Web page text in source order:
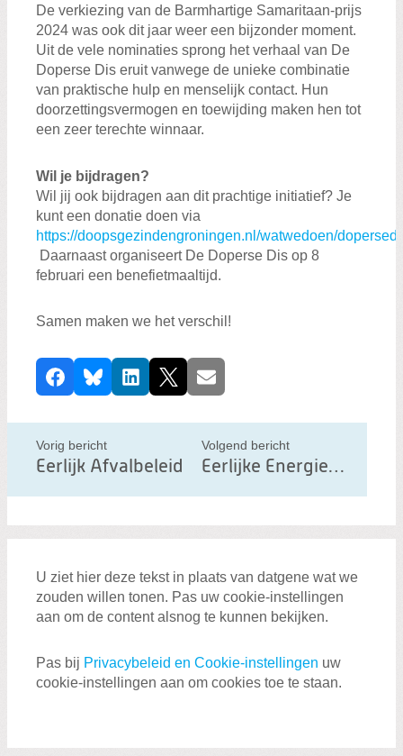
De verkiezing van de Barmhartige Samaritaan-prijs
2024 was ook dit jaar weer een bijzonder moment.
Uit de vele nominaties sprong het verhaal van De
Doperse Dis eruit vanwege de unieke combinatie
van praktische hulp en menselijk contact. Hun
doorzettingsvermogen en toewijding maken hen tot
een zeer terechte winnaar.
Wil je bijdragen?
Wil jij ook bijdragen aan dit prachtige initiatief? Je
kunt een donatie doen via
https://doopsgezindengroningen.nl/watwedoen/
Daarnaast organiseert De Doperse Dis op 8
februari een benefietmaaltijd.
Samen maken we het verschil!
D
e
e
l
d
b
r
i
h
t
FacebookBlueskyLinkedIn
X E-mail
Vorig bericht
Eerlijk Afvalbeleid
Volgend bericht
Eerlijke Energietransitie
U ziet hier deze tekst in plaats van datgene wat we
zouden willen tonen. Pas uw cookie-instellingen
aan om de content alsnog te kunnen bekijken.
Pas bij Privacybeleid en Cookie-instellingen uw
cookie-instellingen aan om cookies toe te staan.